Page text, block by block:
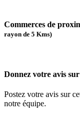
Commerces de
rayon de 5 Kms)
Donnez votre avis
Postez votre avis sur
notre équipe.